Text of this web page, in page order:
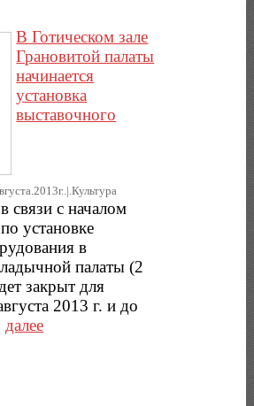
В Готическом зале
Грановитой палаты
начинается
установка
выставочного
связи с началом
установке
в
палаты (2
закрыт для
2013 г. и до
далее